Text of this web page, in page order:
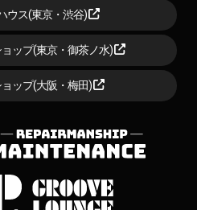
ウス(東京・渋谷)
ョップ(東京・御茶ノ水)
ョップ(大阪・梅田)